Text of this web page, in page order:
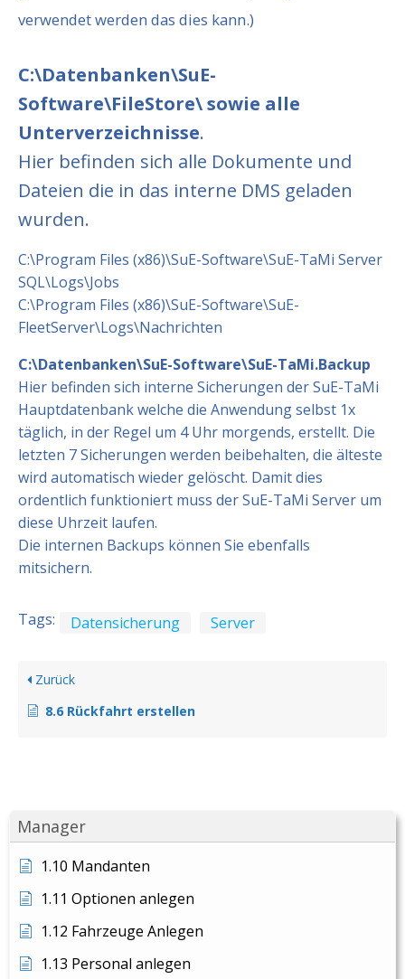
Manager
1.10 Mandanten
1.11 Optionen anlegen
1.12 Fahrzeuge Anlegen
1.13 Personal anlegen
verwendet werden das dies kann.)
C:\Datenbanken\SuE-
Software\FileStore\ sowie alle
Unterverzeichnisse.
Hier befinden sich alle Dokumente und
Dateien die in das interne DMS geladen
wurden.
C:\Program Files (x86)\SuE-Software\SuE-TaMi Server
SQL\Logs\Jobs
C:\Program Files (x86)\SuE-Software\SuE-
FleetServer\Logs\Nachrichten
C:\Datenbanken\SuE-Software\SuE-TaMi.Backup
Hier befinden sich interne Sicherungen der SuE-TaMi
Hauptdatenbank welche die Anwendung selbst 1x
täglich, in der Regel um 4 Uhr morgends, erstellt. Die
letzten 7 Sicherungen werden beibehalten, die älteste
wird automatisch wieder gelöscht. Damit dies
ordentlich funktioniert muss der SuE-TaMi Server um
diese Uhrzeit laufen.
Die internen Backups können Sie ebenfalls
mitsichern.
Tags: Datensicherung Server
Zurück
8.6 Rückfahrt erstellen